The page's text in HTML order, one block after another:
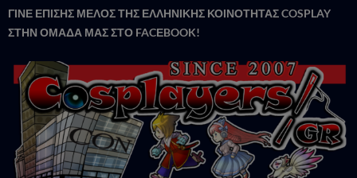
ΓΙΝΕ ΕΠΙΣΗΣ ΜΕΛΟΣ ΤΗΣ ΕΛΛΗΝΙΚΗΣ ΚΟΙΝΟΤΗΤΑΣ COSPLAY
ΣΤΗΝ ΟΜΑΔΑ ΜΑΣ ΣΤΟ FACΕBOOK!